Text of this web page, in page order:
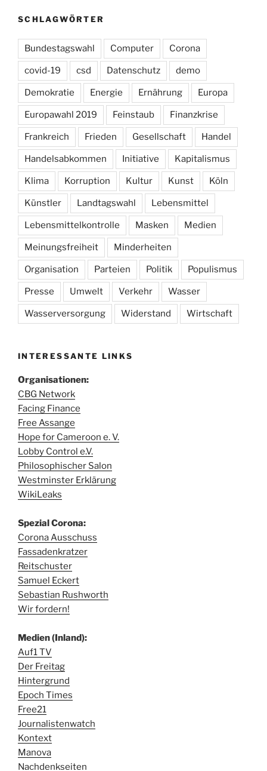
SCHLAGWÖRTER
Bundestagswahl Computer Corona
covid-19 csd Datenschutz demo
Demokratie Energie Ernährung Europa
Europawahl 2019 Feinstaub Finanzkrise
Frankreich Frieden Gesellschaft Handel
Handelsabkommen Initiative Kapitalismus
Klima Korruption Kultur Kunst Köln
Künstler Landtagswahl Lebensmittel
Lebensmittelkontrolle Masken Medien
Meinungsfreiheit Minderheiten
Organisation Parteien Politik Populismus
Presse Umwelt Verkehr Wasser
Wasserversorgung Widerstand Wirtschaft
INTERESSANTE LINKS
Organisationen:
CBG Network
Facing Finance
Free Assange
Hope for Cameroon e. V.
Lobby Control e.V.
Philosophischer Salon
Westminster Erklärung
WikiLeaks
Spezial Corona:
Corona Ausschuss
Fassadenkratzer
Reitschuster
Samuel Eckert
Sebastian Rushworth
Wir fordern!
Medien (Inland):
Auf1 TV
Der Freitag
Hintergrund
Epoch Times
Free21
Journalistenwatch
Kontext
Manova
Nachdenkseiten